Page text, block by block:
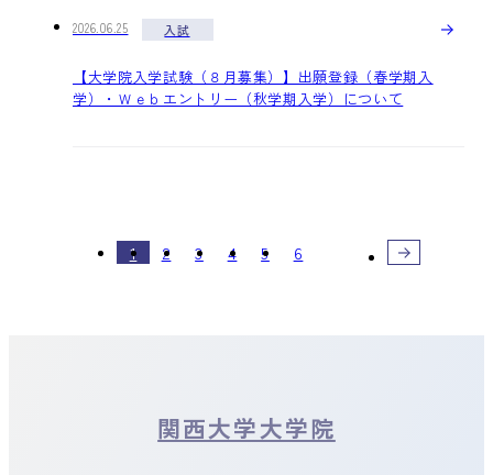
2026.06.25 入試
【大学院入学試験（８月募集）】出願登録（春学期入
学）・Ｗｅｂエントリー（秋学期入学）について
1 2 3 4 5 6
関西大学大学院